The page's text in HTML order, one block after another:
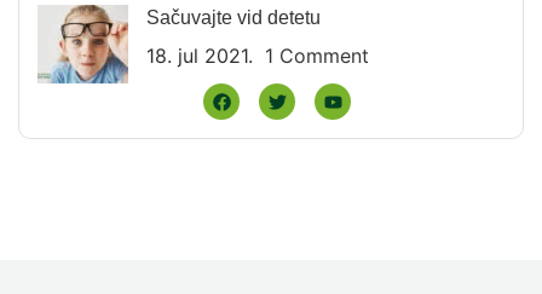
Sačuvajte vid detetu
18. jul 2021. 1 Comment